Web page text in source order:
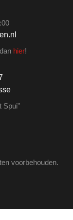
hier!
Spui"
voorbehouden.